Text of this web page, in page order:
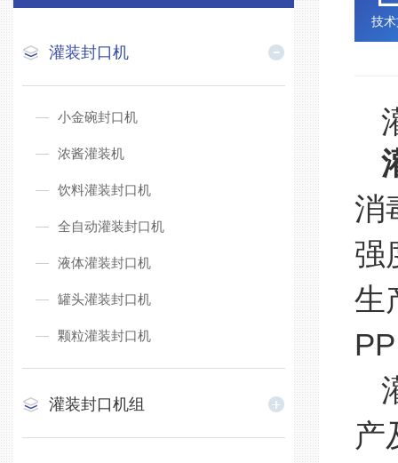
灌装封口机
小金碗封口机
浓酱灌装机
饮料灌装封口机
全自动灌装封口机
液体灌装封口机
罐头灌装封口机
颗粒灌装封口机
灌装封口机组
技
消
强
生
产